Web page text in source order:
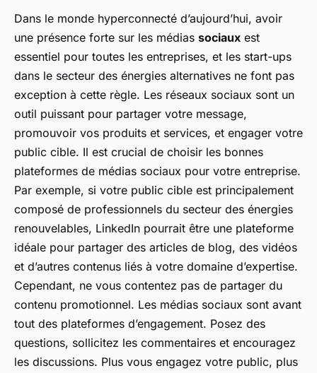
Dans le monde hyperconnecté d’aujourd’hui, avoir
une présence forte sur les médias sociaux est
essentiel pour toutes les entreprises, et les start-ups
dans le secteur des énergies alternatives ne font pas
exception à cette règle. Les réseaux sociaux sont un
outil puissant pour partager votre message,
promouvoir vos produits et services, et engager votre
public cible. Il est crucial de choisir les bonnes
plateformes de médias sociaux pour votre entreprise.
Par exemple, si votre public cible est principalement
composé de professionnels du secteur des énergies
renouvelables, LinkedIn pourrait être une plateforme
idéale pour partager des articles de blog, des vidéos
et d’autres contenus liés à votre domaine d’expertise.
Cependant, ne vous contentez pas de partager du
contenu promotionnel. Les médias sociaux sont avant
tout des plateformes d’engagement. Posez des
questions, sollicitez les commentaires et encouragez
les discussions. Plus vous engagez votre public, plus